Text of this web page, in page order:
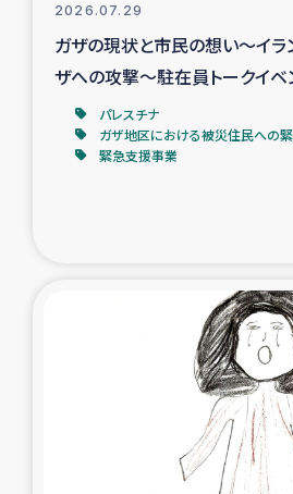
レバノンでのシリア難民・レバ
海外ルーツの市民
神原ゼミxパル
仮設住宅生活支援・農
漁業復興支
インターン・ボランテ
経済自立支援
2026.07.29
ガザの現状と市民の想い～イラ
ザへの攻撃～駐在員トークイベ
パレスチナ
ガザ地区における被災住民への
緊急支援事業